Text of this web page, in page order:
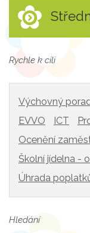
Rychle k cíli
Výchovný
EVVO
ICT
Ocenění
Školní jídelna -
Úhrada
Hledání